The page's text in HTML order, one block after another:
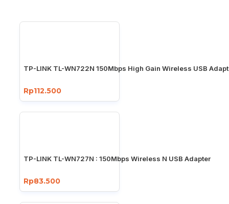
TP-LINK TL-WN722N 150Mbps High Gain Wireless USB
Rp112.500
TP-LINK TL-WN727N : 150Mbps Wireless N USB Adapter
Rp83.500